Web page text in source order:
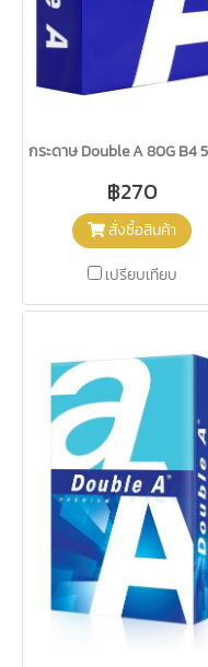
กระดาษ Double A 80G B4
฿270
สั่งซื้อสินค้า
เปรียบเทียบ